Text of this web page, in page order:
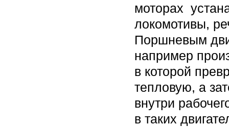
моторах
локомотивы,
Поршневым
например
в которой
тепловую, а
внутри
в таких